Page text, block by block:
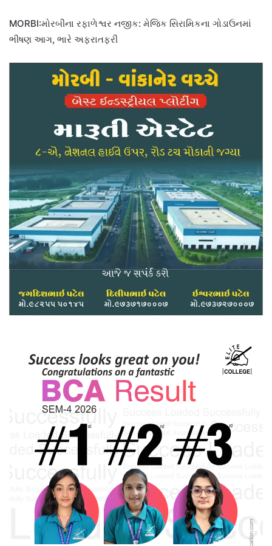
MORBI:મોરબીના રફાળેશ્વર નજીક: મેજિક સિરામિકના ગોડાઉનમાં
ભીષણ આગ, ભારે અફરાતફરી